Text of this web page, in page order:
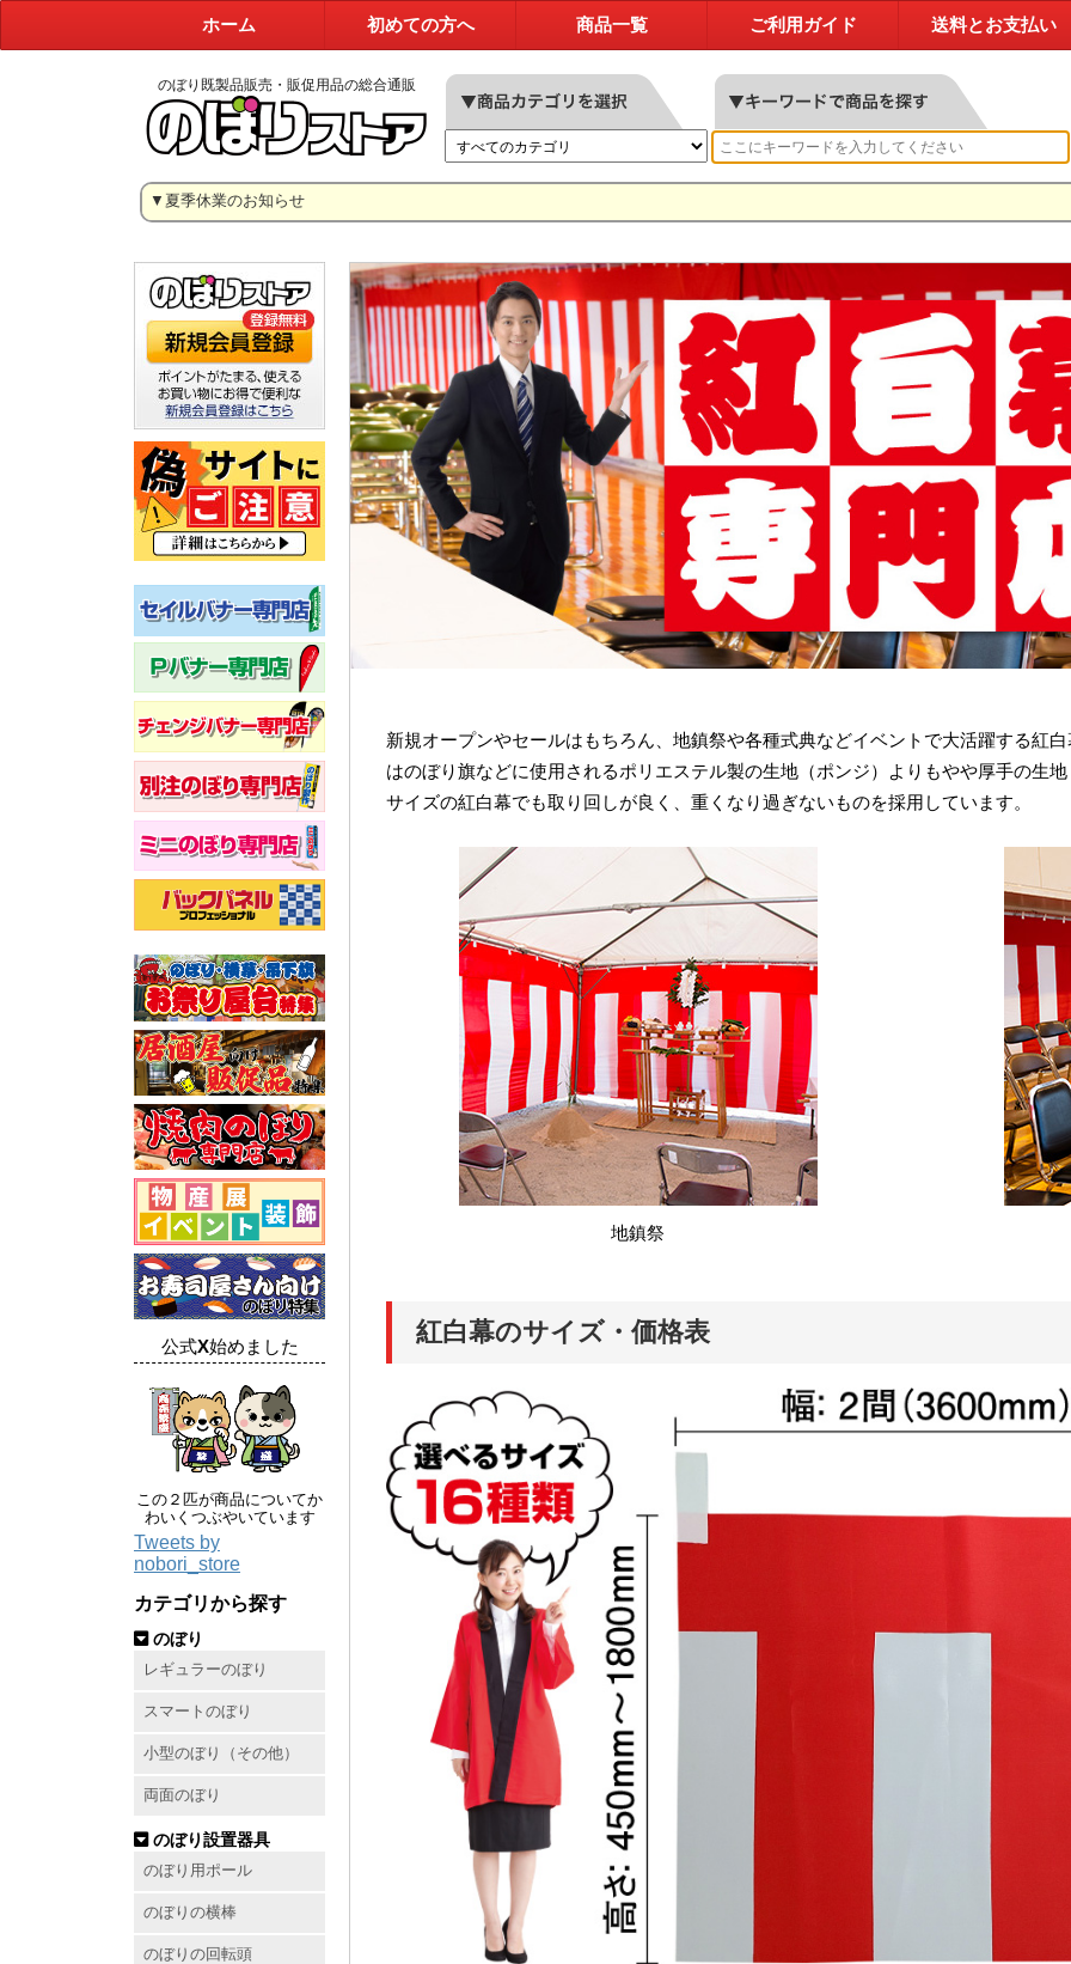
ホーム 初めての方へ 商品一覧 ご利用ガイド 送料とお支払い
のぼり既製品販売・販促用品の総合通販
▼夏季休業のお知らせ
公式X始めました
この２匹が商品についてか
わいくつぶやいています
Tweets by
nobori_store
カテゴリから探す
のぼり
レギュラーのぼり
スマートのぼり
小型のぼり（その他）
両面のぼり
のぼり設置器具
のぼり用ポール
のぼりの横棒
のぼりの回転頭
新規オープンやセールはもちろん、地鎮祭や各種式典などイベントで大活躍する紅
はのぼり旗などに使用されるポリエステル製の生地（ポンジ）よりもやや厚手の生
サイズの紅白幕でも取り回しが良く、重くなり過ぎないものを採用しています。
地鎮祭
紅白幕のサイズ・価格表